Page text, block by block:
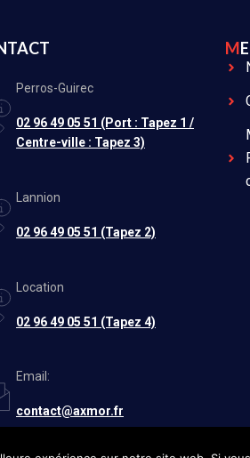
Perros-Guirec
02 96 49 05 51 (Port : Tapez 1 /
Centre-ville : Tapez 3)
Lannion
02 96 49 05 51 (Tapez 2)
Location
02 96 49 05 51 (Tapez 4)
Email:
contact@axmor.fr